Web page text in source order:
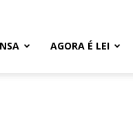
AGORA É LEI